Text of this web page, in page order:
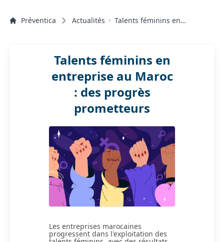
Préventica Actualités
Talents féminins en
Talents féminins en
entreprise au Maroc
: des progrès
prometteurs
Les entreprises marocaines
progressent dans l'exploitation des